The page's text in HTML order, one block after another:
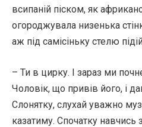
всипаній піском, як
огороджувала низенька
аж під самісіньку стелю
– Ти в цирку. І зараз ми
Чоловік, що привів його, і
Слонятку, слухай уважно
казатиму. Спочатку навчись